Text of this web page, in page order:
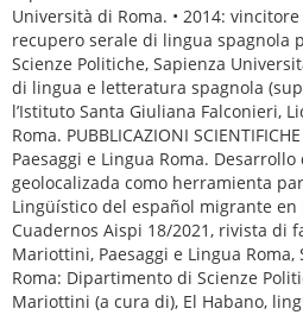
Università di Roma. • 2014:
recupero serale di lingua spagnola
Scienze Politiche, Sapienza
di lingua e letteratura spagnola
l’Istituto Santa Giuliana Falconieri,
Roma. PUBBLICAZIONI
Paesaggi e Lingua Roma.
geolocalizada como herramienta
Lingüístico del español migrante en
Cuadernos Aispi 18/2021, rivista di
Mariottini, Paesaggi e Lingua
Roma: Dipartimento di Scienze
Mariottini (a cura di), El Habano,